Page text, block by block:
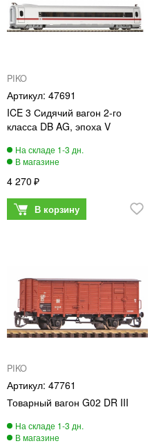
PIKO
47691
ICE 3 Сидячий вагон 2-го
класса DB AG, эпоха V
4 270
PIKO
47761
Товарный вагон G02 DR III